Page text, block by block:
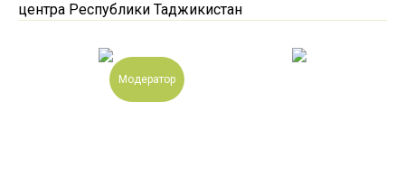
центра Республики Таджикистан
Модератор